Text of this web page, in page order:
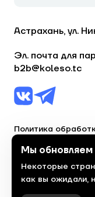
Астрахань, ул.
Эл. почта для
b2b@koleso.tc
Политика
© 2023,
Политика
Мы обновляем
Некоторые
как вы ожидали,